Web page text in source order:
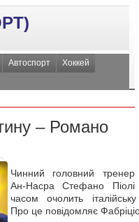
Автоспорт
Хоккей
– Романо
Чинний головний тренер
Ан-Насра Стефано Піолі
часом очолить
Про це повідомляє